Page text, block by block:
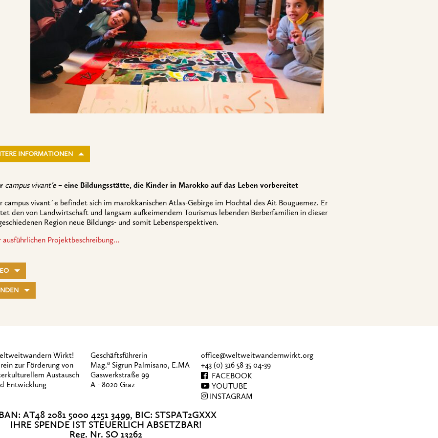
INFORMATIONEN
campus vivant’e– eine Bildungsstätte, die Kinder in Marokko auf das Leben vorbereitet
campus vivant´e befindet sich im marokkanischen Atlas-Gebirge im Hochtal des Ait Bouguemez. Er
den von Landwirtschaft und langsam aufkeimendem Tourismus lebenden Berberfamilien in dieser
Region neue Bildungs- und somit Lebensperspektiven.
ausführlichen Projektbeschreibung…
Wirkt!
zur Förderung von
Austausch
Entwicklung
Geschäftsführerin
Mag.a Sigrun Palmisano, E.MA
Gaswerkstraße 99
A - 8020 Graz
office@weltweitwandernwirkt.org
+43 (0) 316 58 35 04-39
FACEBOOK
YOUTUBE
INSTAGRAM
AT48 2081 5000 4251 3499, BIC: STSPAT2GXXX
IHRE SPENDE IST STEUERLICH ABSETZBAR!
Reg. Nr. SO 13262